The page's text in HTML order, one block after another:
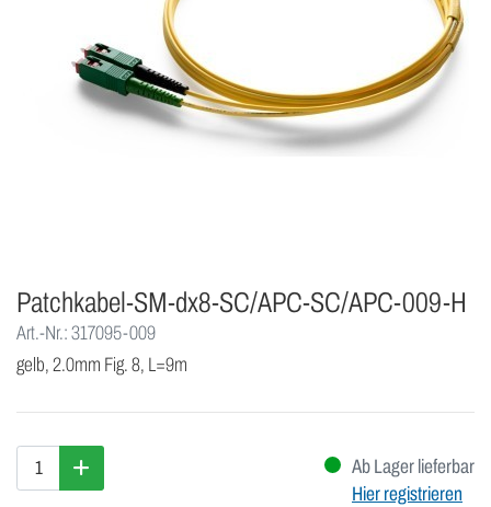
Patchkabel-SM-dx8-SC/APC-SC/APC-009-H
Art.-Nr.: 317095-009
gelb, 2.0mm Fig. 8, L=9m
Ab Lager lieferbar
Hier registrieren